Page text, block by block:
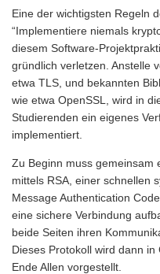
Eine der wichtigsten Regeln
“Implementiere niemals
diesem Software-
gründlich verletzen. Anstelle
etwa TLS, und bekannten
wie etwa OpenSSL, wird in
Studierenden ein eigenes
implementiert.
Zu Beginn muss gemeinsam
mittels RSA, einer schnellen
Message Authentication
eine sichere Verbindung
beide Seiten ihren
Dieses Protokoll wird dann
Ende Allen vorgestellt.